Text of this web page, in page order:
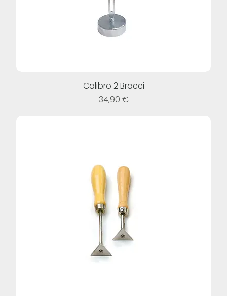
Calibro 2 Bracci
Prezzo
34,90 €